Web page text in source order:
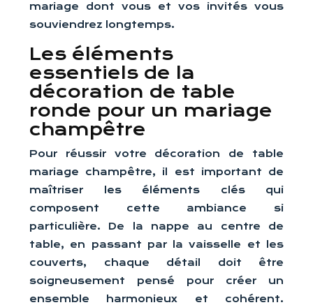
mariage dont vous et vos invités vous
souviendrez longtemps.
Les éléments
essentiels de la
décoration de table
ronde pour un mariage
champêtre
Pour réussir votre décoration de table
mariage champêtre, il est important de
maîtriser les éléments clés qui
composent cette ambiance si
particulière. De la nappe au centre de
table, en passant par la vaisselle et les
couverts, chaque détail doit être
soigneusement pensé pour créer un
ensemble harmonieux et cohérent.